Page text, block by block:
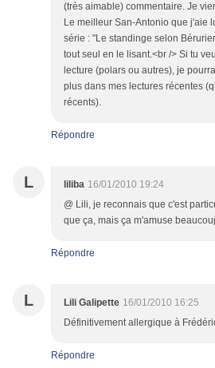
(très aimable) commentaire. Je
Le meilleur San-Antonio que j'aie
série : "Le standinge selon
tout seul en le lisant.<br /> Si tu
lecture (polars ou autres), je
plus dans mes lectures récentes
récents).
Répondre
L liliba 16/01/2010 19:24
@ Lili, je reconnais que c'est
que ça, mais ça m'amuse
Répondre
L Lili Galipette 16/01/2010 16:25
Définitivement allergique à
Répondre